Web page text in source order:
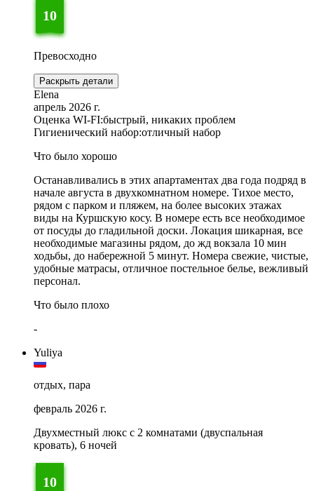
10
Превосходно
Раскрыть детали
Elena
апрель 2026 г.
Оценка WI-FI:быстрый, никаких проблем
Гигиенический набор:отличный набор
Что было хорошо
Останавливались в этих апартаментах два года подряд в
начале августа в двухкомнатном номере. Тихое место,
рядом с парком и пляжем, на более высоких этажах
виды на Куршскую косу. В номере есть все необходимое
от посуды до гладильной доски. Локация шикарная, все
необходимые магазины рядом, до жд вокзала 10 мин
ходьбы, до набережной 5 минут. Номера свежие, чистые,
удобные матрасы, отличное постельное белье, вежливый
персонал.
Что было плохо
-
Yuliya
отдых, пара
февраль 2026 г.
Двухместный люкс с 2 комнатами (двуспальная
кровать), 6 ночей
10